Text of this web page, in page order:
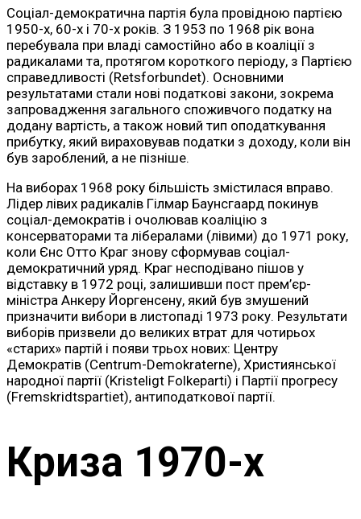
Соціал-демократична партія була провідною партією
1950-х, 60-х і 70-х років. З 1953 по 1968 рік вона
перебувала при владі самостійно або в коаліції з
радикалами та, протягом короткого періоду, з Партією
справедливості (Retsforbundet). Основними
результатами стали нові податкові закони, зокрема
запровадження загального споживчого податку на
додану вартість, а також новий тип оподаткування
прибутку, який вираховував податки з доходу, коли він
був зароблений, а не пізніше.
На виборах 1968 року більшість змістилася вправо.
Лідер лівих радикалів Гілмар Баунсгаард покинув
соціал-демократів і очолював коаліцію з
консерваторами та лібералами (лівими) до 1971 року,
коли Єнс Отто Краг знову сформував соціал-
демократичний уряд. Краг несподівано пішов у
відставку в 1972 році, залишивши пост прем’єр-
міністра Анкеру Йоргенсену, який був змушений
призначити вибори в листопаді 1973 року. Результати
виборів призвели до великих втрат для чотирьох
«старих» партій і появи трьох нових: Центру
Демократів (Centrum-Demokraterne), Християнської
народної партії (Kristeligt Folkeparti) і Партії прогресу
(Fremskridtspartiet), антиподаткової партії.
Криза 1970-х